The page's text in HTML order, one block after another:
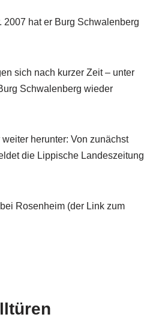
2007 hat er Burg Schwalenberg
sich nach kurzer Zeit – unter
Schwalenberg wieder
herunter: Von zunächst
die Lippische Landeszeitung
Rosenheim (der Link zum